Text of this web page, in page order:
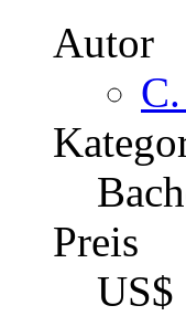
Autor
Preis
US$